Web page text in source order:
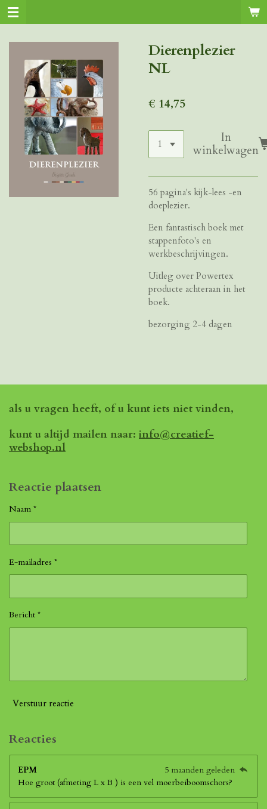
Ga
direct
hoofdinhoud
Dierenplezier
NL
€ 14,75
In
winkelwagen
56 pagina's kijk-lees -en
doeplezier.
Een fantastisch boek met
stappenfoto's en
werkbeschrijvingen.
Uitleg over Powertex
producte achteraan in het
boek.
bezorging 2-4 dagen
als u vragen heeft, of u kunt iets niet vinden,
kunt u altijd mailen naar: info@creatief-
webshop.nl
Reactie plaatsen
Naam *
E-mailadres *
Bericht *
Verstuur reactie
Reacties
EPM
5 maanden geleden
Hoe groot (afmeting L x B ) is een vel moerbeiboomschors?